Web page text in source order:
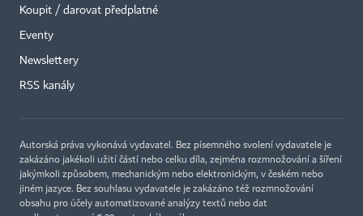
Koupit / darovat předplatné
Eventy
Newslettery
RSS kanály
Autorská práva vykonává vydavatel. Bez písemného svolení vydavatele je
zakázáno jakékoli užití částí nebo celku díla, zejména rozmnožování a šíření
jakýmkoli způsobem, mechanickým nebo elektronickým, v českém nebo
jiném jazyce. Bez souhlasu vydavatele je zakázáno též rozmnožování
obsahu pro účely automatizované analýzy textů nebo dat